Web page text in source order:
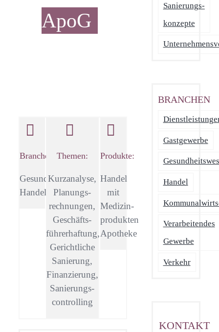
ApoG
Branche:
Gesundheitsweisen
Handel
Themen:
Kurzanalyse,
Planungs­
rechnungen,
Geschäfts­
führerhaftung,
Gerichtliche
Sanierung,
Finanzierung,
Sanierungs­
controlling
Produkte:
Handel
mit
Medizin­
produkten
Apotheke
Sanierungs­
konzepte
BRANCHEN
Gastgewerbe
Handel
Verarbeitendes
Gewerbe
Verkehr
KONTAKT